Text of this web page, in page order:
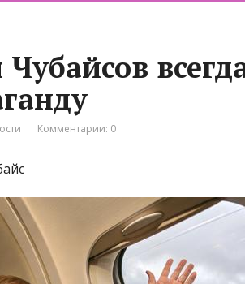
Комментарии: 0